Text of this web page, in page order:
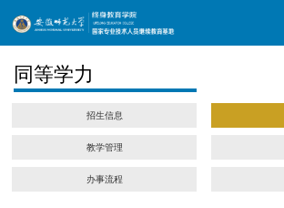
同等学力
招生信息
教学管理
办事流程